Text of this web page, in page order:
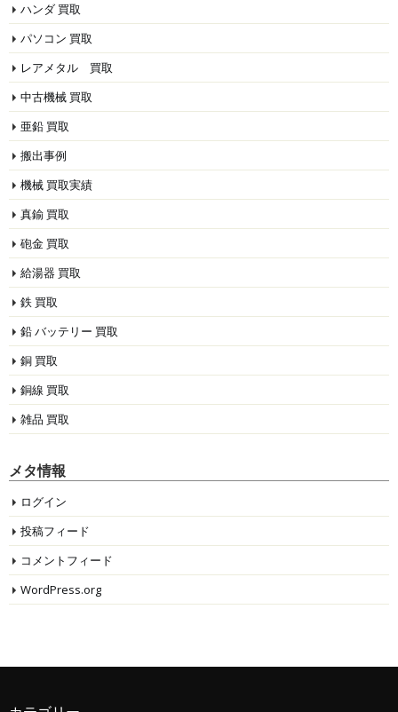
ハンダ 買取
パソコン 買取
レアメタル 買取
中古機械 買取
亜鉛 買取
搬出事例
機械 買取実績
真鍮 買取
砲金 買取
給湯器 買取
鉄 買取
鉛 バッテリー 買取
銅 買取
銅線 買取
雑品 買取
メタ情報
ログイン
投稿フィード
コメントフィード
WordPress.org